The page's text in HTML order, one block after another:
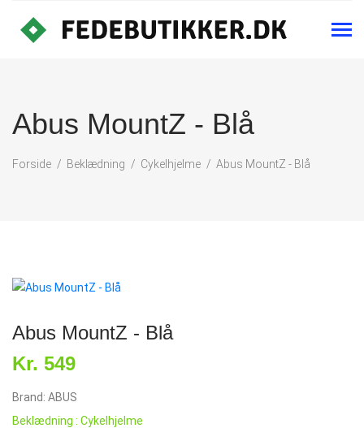
Abus MountZ - Blå
Forside Beklædning Cykelhjelme Abus MountZ - Blå
Abus MountZ - Blå
Kr. 549
Brand: ABUS
Beklædning : Cykelhjelme